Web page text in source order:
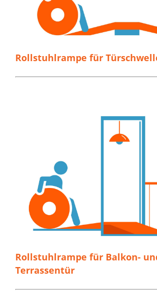
Rollstuhlrampe für
Rollstuhlrampe für Balkon-
Terrassentür